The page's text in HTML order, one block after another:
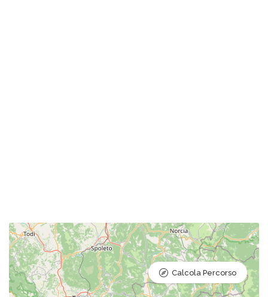
Calcola Percorso